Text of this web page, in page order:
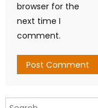
browser for the
next time I
comment.
Search